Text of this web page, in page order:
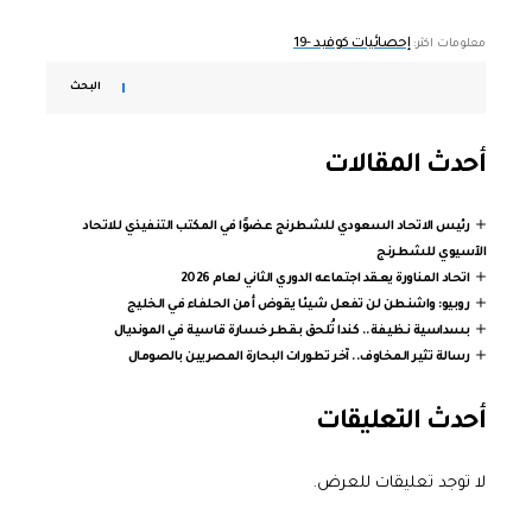
معلومات اكثر:إحصائيات كوفيد -19
البحث
أحدث المقالات
رئيس الاتحاد السعودي للشطرنج عضوًا في المكتب التنفيذي للاتحاد
الآسيوي للشطرنج
اتحاد المناورة يعقد اجتماعه الدوري الثاني لعام 2026
روبيو: واشنطن لن تفعل شيئا يقوض أمن الحلفاء في الخليج
بسداسية نظيفة.. كندا تُلحق بقطر خسارة قاسية في المونديال
رسالة تثير المخاوف.. آخر تطورات البحارة المصريين بالصومال
أحدث التعليقات
لا توجد تعليقات للعرض.